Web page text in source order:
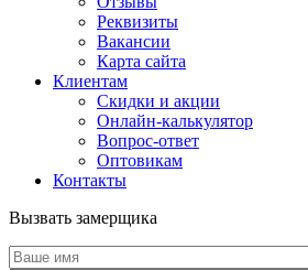
Реквизиты
Вакансии
Карта сайта
Клиентам
Скидки и акции
Онлайн-калькулятор
Вопрос-ответ
Оптовикам
Контакты
Вызвать замерщика